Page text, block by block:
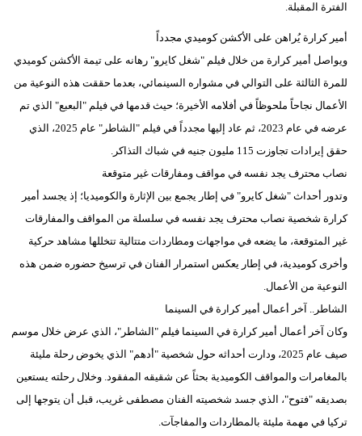
فيديو
سيارات
الفترة المقبلة.
أمير كرارة يُراهن على الأكشن كوميدي مجدداً
ويواصل أمير كرارة من خلال فيلم "شغل كايرو" رهانه على تيمة الأكشن كوميدي
للمرة الثالثة على التوالي في مشواره السينمائي، بعدما حققت هذه النوعية من
الأعمال نجاحاً ملحوظاً في أفلامه الأخيرة؛ حيث قدمها في فيلم "البعبع" الذي تم
عرضه في عام 2023، ثم عاد إليها مجدداً في فيلم "الشاطر" عام 2025، الذي
حقق إيرادات تجاوزت 115 مليون جنيه في شباك التذاكر.
نصاب محترف يجد نفسه في مواقف ومفارقات غير متوقعة
وتدور أحداث "شغل كايرو" في إطار يجمع بين الإثارة والكوميديا؛ إذ يجسد أمير
كرارة شخصية نصاب محترف يجد نفسه في سلسلة من المواقف والمفارقات
غير المتوقعة، ما يضعه في مواجهات ومطاردات متتالية تتخللها مشاهد حركية
وأخرى كوميدية، في إطار يعكس استمرار الفنان في ترسيخ حضوره ضمن هذه
النوعية من الأعمال.
الشاطر.. آخر أعمال أمير كرارة في السينما
وكان آخر أعمال أمير كرارة في السينما فيلم "الشاطر"، الذي عرض خلال موسم
صيف عام 2025، ودارت أحداثه حول شخصية "أدهم" الذي يخوض رحلة مليئة
بالمغامرات والمواقف الكوميدية بحثاً عن شقيقه المفقود. وخلال رحلته يستعين
بصديقه "فتوح"، الذي جسد شخصيته الفنان مصطفى غريب، قبل أن يتوجها إلى
تركيا في مهمة مليئة بالمطاردات والمفاجآت.